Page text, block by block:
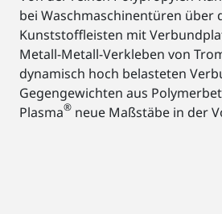
bei Waschmaschinentüren über
Kunststoffleisten mit
Metall-Metall-Verkleben von
dynamisch hoch belasteten
Gegengewichten aus
Plasma® neue Maßstäbe in der